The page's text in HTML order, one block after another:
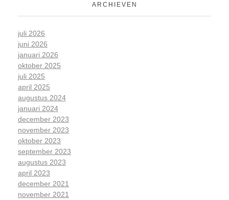
ARCHIEVEN
juli 2026
juni 2026
januari 2026
oktober 2025
juli 2025
april 2025
augustus 2024
januari 2024
december 2023
november 2023
oktober 2023
september 2023
augustus 2023
april 2023
december 2021
november 2021